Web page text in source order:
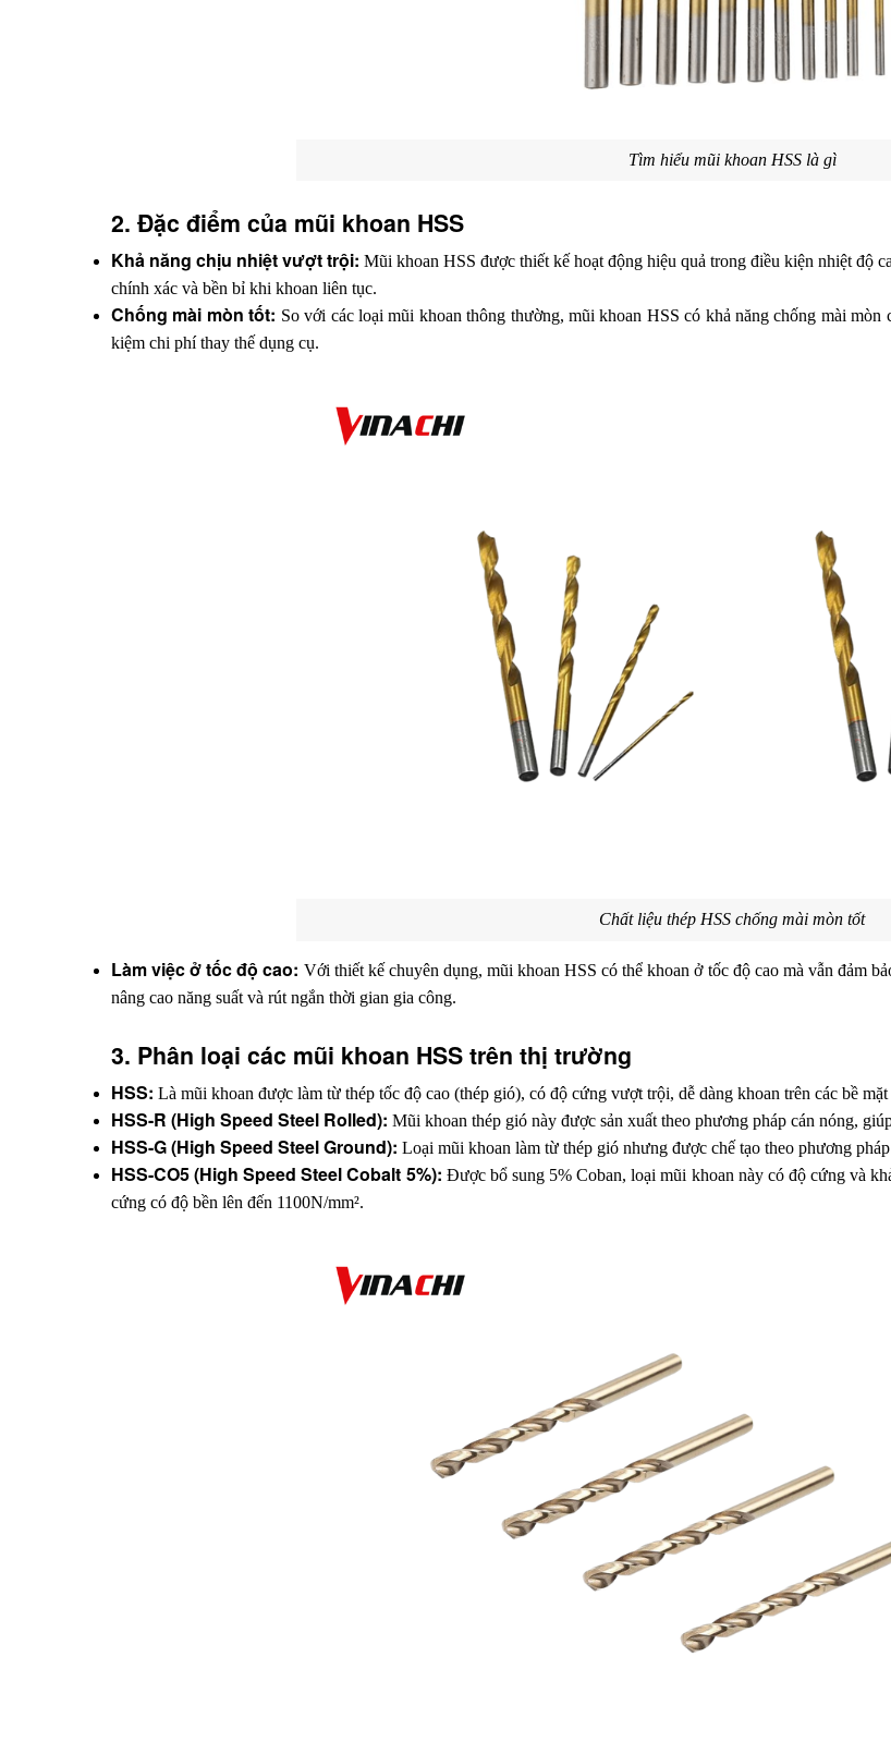
Tìm hiểu mũi khoan HSS là gì
2. Đặc điểm của mũi khoan HSS
Khả năng chịu nhiệt vượt trội: Mũi khoan HSS được thiết kế hoạt động hiệu quả trong điều kiện nhiệt độ
chính xác và bền bỉ khi khoan liên tục.
Chống mài mòn tốt: So với các loại mũi khoan thông thường, mũi khoan HSS có khả năng chống mài
kiệm chi phí thay thế dụng cụ.
Chất liệu thép HSS chống mài mòn tốt
Làm việc ở tốc độ cao: Với thiết kế chuyên dụng, mũi khoan HSS có thể khoan ở tốc độ cao mà vẫn đảm
nâng cao năng suất và rút ngắn thời gian gia công.
3. Phân loại các mũi khoan HSS trên thị trường
HSS: Là mũi khoan được làm từ thép tốc độ cao (thép gió), có độ cứng vượt trội, dễ dàng khoan trên các bề
HSS-R (High Speed Steel Rolled): Mũi khoan thép gió này được sản xuất theo phương pháp cán nóng,
HSS-G (High Speed Steel Ground): Loại mũi khoan làm từ thép gió nhưng được chế tạo theo phương
HSS-CO5 (High Speed Steel Cobalt 5%): Được bổ sung 5% Coban, loại mũi khoan này có độ cứng và
cứng có độ bền lên đến 1100N/mm².